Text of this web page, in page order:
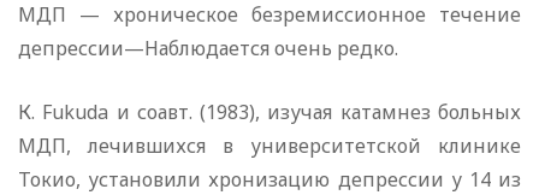
МДП — хроническое безремиссионное течение
депрессии—Наблюдается очень редко.
К. Fukuda и соавт. (1983), изучая катамнез больных
МДП, лечившихся в университетской клинике
Токио, установили хронизацию депрессии у 14 из